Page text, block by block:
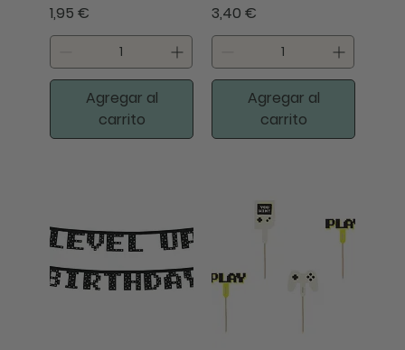
Precio
1,95 €
Agregar al
carrito
Precio
3,40 €
Agregar al
carrito